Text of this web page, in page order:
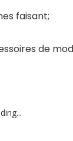
faisant;
de